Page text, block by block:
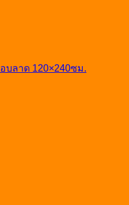
ลาด 120×240ซม.